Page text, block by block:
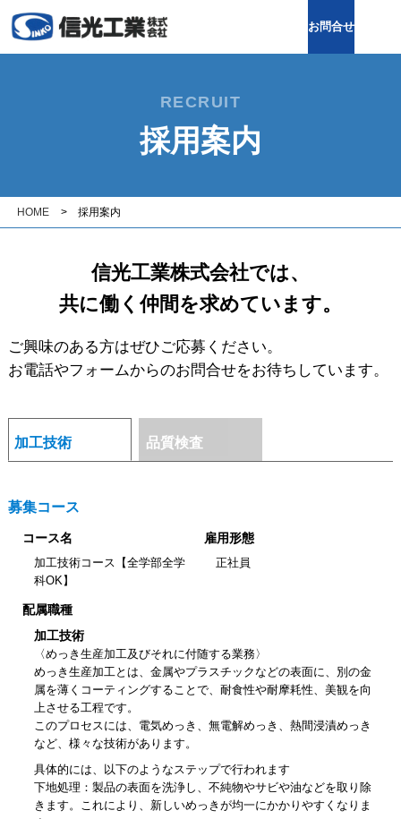
お問合せ
RECRUIT
採用案内
HOME 採用案内
信光工業株式会社では、
共に働く仲間を求めています。
ご興味のある方はぜひご応募ください。
お電話やフォームからのお問合せをお待ちしています。
加工技術 品質検査
募集コース
コース名
加工技術コース【全学部全学
科OK】
雇用形態
正社員
配属職種
加工技術
〈めっき生産加工及びそれに付随する業務〉
めっき生産加工とは、金属やプラスチックなどの表面に、別の金
属を薄くコーティングすることで、耐食性や耐摩耗性、美観を向
上させる工程です。
このプロセスには、電気めっき、無電解めっき、熱間浸漬めっき
など、様々な技術があります。
具体的には、以下のようなステップで行われます
下地処理：製品の表面を洗浄し、不純物やサビや油などを取り除
きます。これにより、新しいめっきが均一にかかりやすくなりま